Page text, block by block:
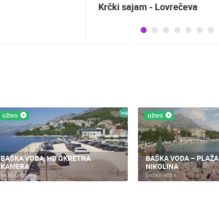
Krčki sajam - Lovrečeva
UŽIVO
BAŠKA VODA, HD OKRETNA
KAMERA
BAŠKA VODA
UŽIVO
BAŠKA VODA – PLAŽA
NIKOLINA
BAŠKA VODA